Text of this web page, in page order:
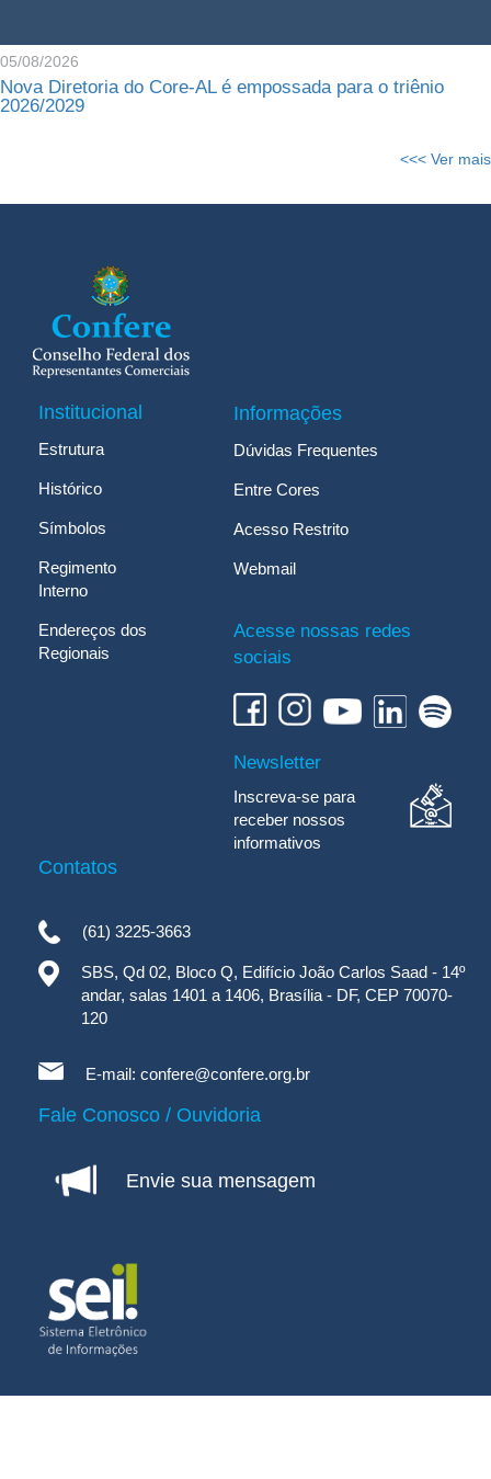
05/08/2026
Nova Diretoria do Core-AL é empossada para o triênio
2026/2029
<<< Ver mais
Institucional
Estrutura
Histórico
Símbolos
Regimento
Interno
Endereços dos
Regionais
Informações
Dúvidas Frequentes
Entre Cores
Acesso Restrito
Webmail
Acesse nossas redes
sociais
Newsletter
Inscreva-se para
receber nossos
informativos
Contatos
(61) 3225-3663
SBS, Qd 02, Bloco Q, Edifício João Carlos Saad - 14º
andar, salas 1401 a 1406, Brasília - DF, CEP 70070-
120
E-mail: confere@confere.org.br
Fale Conosco / Ouvidoria
Envie sua mensagem